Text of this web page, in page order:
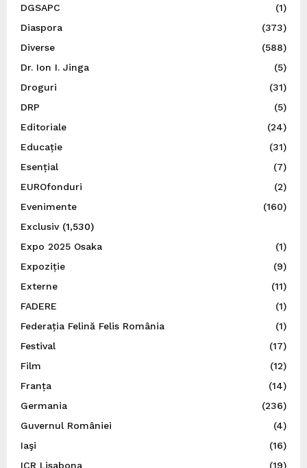
DGSAPC
(1)
Diaspora
(373)
Diverse
(588)
Dr. Ion I. Jinga
(5)
Droguri
(31)
DRP
(5)
Editoriale
(24)
Educație
(31)
Esențial
(7)
EUROfonduri
(2)
Evenimente
(160)
Exclusiv(1,530)
Expo 2025 Osaka
(1)
Expoziție
(9)
Externe
(11)
FADERE
(1)
Federația Felină Felis România
(1)
Festival
(17)
Film
(12)
Franța
(14)
Germania
(236)
Guvernul României
(4)
Iaşi
(16)
ICR Lisabona
(19)